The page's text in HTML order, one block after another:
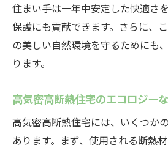
住まい手は一年中安定した快適さ
保護にも貢献できます。さらに、
の美しい自然環境を守るためにも
ります。
高気密高断熱住宅のエコロジー
高気密高断熱住宅には、いくつか
あります。まず、使用される断熱